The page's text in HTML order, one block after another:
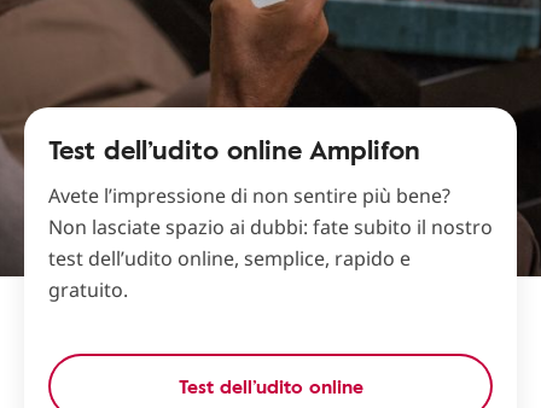
Test dell’udito online Amplifon
Avete l’impressione di non sentire più bene?
Non lasciate spazio ai dubbi: fate subito il nostro
test dell’udito online, semplice, rapido e
gratuito.
Test dell’udito online